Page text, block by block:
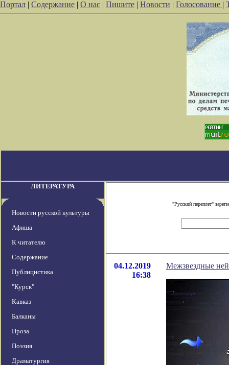
Портал | Содержание | О нас | Пишите | Новости | Голосование |
ЛИТЕРАТУРА
Новости русской культуры
Афиша
К читателю
Содержание
Публицистика
"Курск"
Кавказ
Балканы
Проза
Поэзия
Драматургия
"Русский переплет"
04.12.2019
16:38
Межзвездные